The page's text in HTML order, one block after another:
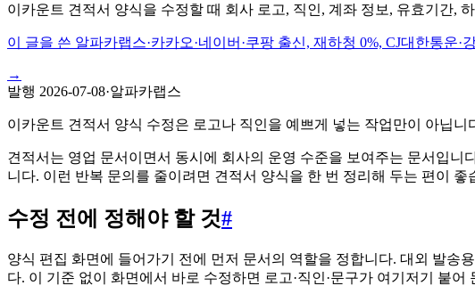
이카운트 견적서 양식을 수정할 때 회사 로고, 직인, 계좌 정보, 유효기간,
이 글을 쓴 알파카랩스·카카오·네이버·쿠팡 출신, 재하청 0%, CJ대한통운·
→
발행 2026-07-08·알파카랩스
이카운트 견적서 양식 수정은 로고나 직인을 예쁘게 넣는 작업만이 아닙
견적서는 영업 문서이면서 동시에 회사의 운영 수준을 보여주는 문서입
니다. 이런 반복 문의를 줄이려면 견적서 양식을 한 번 정리해 두는 편이 좋
수정 전에 정해야 할 것#
양식 편집 화면에 들어가기 전에 먼저 문서의 역할을 정합니다. 대외 발송
다. 이 기준 없이 화면에서 바로 수정하면 로고·직인·문구가 여기저기 붙어